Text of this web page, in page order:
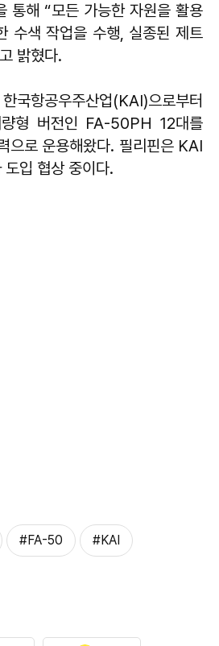
통해 “모든 가능한 자원을 활용
수색 작업을 수행, 실종된 제트
밝혔다.
항공우주산업(KAI)으로부터
형 버전인 FA-50PH 12대를
으로 운용해왔다. 필리핀은 KAI
입 협상 중이다.
#FA-50 #KAI